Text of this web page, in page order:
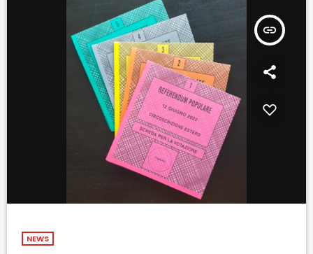
insert_link
NEWS